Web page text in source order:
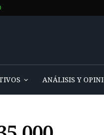
ANÁLISIS Y